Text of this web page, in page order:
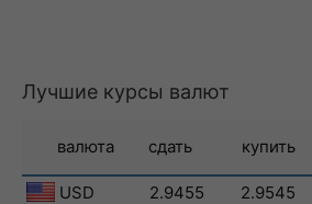
Лучшие курсы валют
валюта сдать купить
USD 2.9455 2.9545